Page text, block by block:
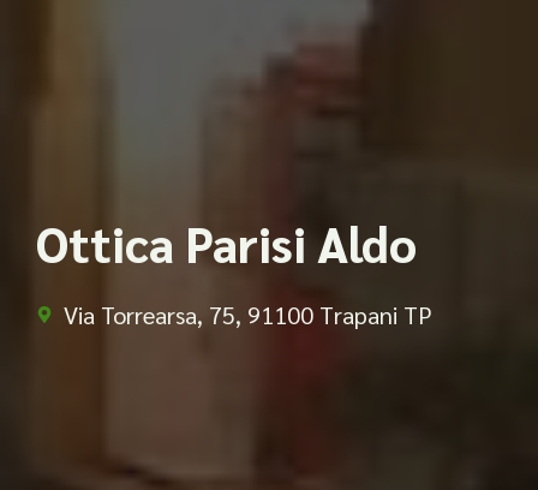
Ottica Parisi Aldo
Via Torrearsa, 75, 91100 Trapani TP